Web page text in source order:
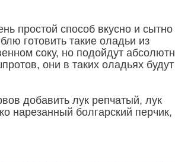
простой способ вкусно и сытно
готовить такие оладьи из
соку, но подойдут
они в таких оладьях будут
добавить лук репчатый, лук
нарезанный болгарский перчик,